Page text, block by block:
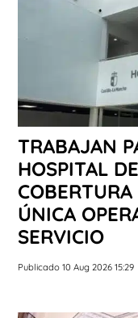
TRABAJAN
HOSPITAL
ÚNICA
SERVICIO
Publicado 10 Aug 2026 15:29